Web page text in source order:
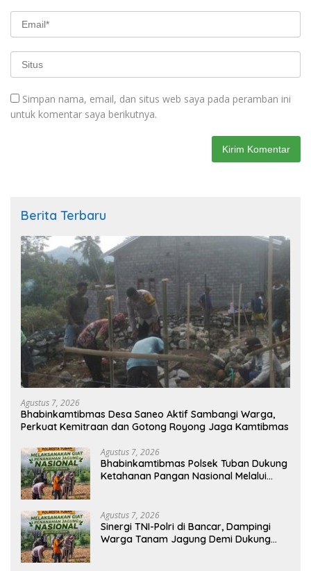
Simpan nama, email, dan situs web saya pada peramban ini
untuk komentar saya berikutnya.
Berita Terbaru
Agustus 7, 2026
Bhabinkamtibmas Desa Saneo Aktif Sambangi Warga,
Perkuat Kemitraan dan Gotong Royong Jaga Kamtibmas
Agustus 7, 2026
Bhabinkamtibmas Polsek Tuban Dukung
Ketahanan Pangan Nasional Melalui
Agustus 7, 2026
Sinergi TNI-Polri di Bancar, Dampingi
Warga Tanam Jagung Demi Dukung